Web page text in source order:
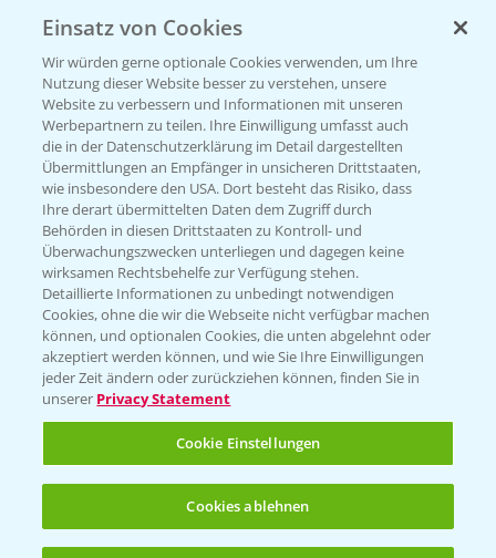
KONTAKT
Hilfe in Notfällen
T.+49 (0)214/30-20220
Folgen Sie uns
Allgemeine Nutzungsbedingungen
Datenschutzerklärung
Impressum
Gebrauchshinweise
Einsatz von Cookies
Wir würden gerne optionale Cookies verwenden, um Ihre
Nutzung dieser Website besser zu verstehen, unsere
Website zu verbessern und Informationen mit unseren
Werbepartnern zu teilen. Ihre Einwilligung umfasst auch
die in der Datenschutzerklärung im Detail dargestellten
Übermittlungen an Empfänger in unsicheren Drittstaaten,
wie insbesondere den USA. Dort besteht das Risiko, dass
Ihre derart übermittelten Daten dem Zugriff durch
Behörden in diesen Drittstaaten zu Kontroll- und
Überwachungszwecken unterliegen und dagegen keine
wirksamen Rechtsbehelfe zur Verfügung stehen.
Detaillierte Informationen zu unbedingt notwendigen
Cookies, ohne die wir die Webseite nicht verfügbar machen
können, und optionalen Cookies, die unten abgelehnt oder
akzeptiert werden können, und wie Sie Ihre Einwilligungen
jeder Zeit ändern oder zurückziehen können, finden Sie in
unserer Privacy Statement
Cookie Einstellungen
Cookies ablehnen